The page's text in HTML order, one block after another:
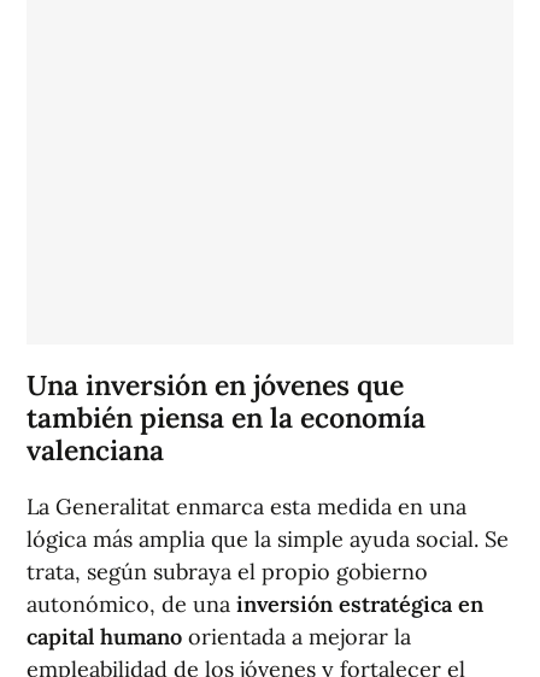
Una inversión en jóvenes que
también piensa en la economía
valenciana
La Generalitat enmarca esta medida en una
lógica más amplia que la simple ayuda social. Se
trata, según subraya el propio gobierno
autonómico, de una inversión estratégica en
capital humano orientada a mejorar la
empleabilidad de los jóvenes y fortalecer el